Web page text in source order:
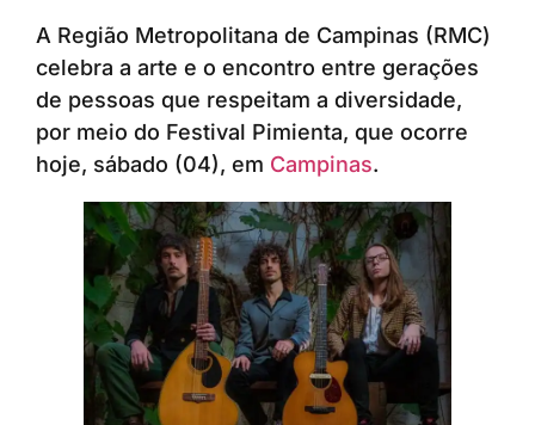
A Região Metropolitana de Campinas (RMC)
celebra a arte e o encontro entre gerações
de pessoas que respeitam a diversidade,
por meio do Festival Pimienta, que ocorre
hoje, sábado (04), em Campinas.